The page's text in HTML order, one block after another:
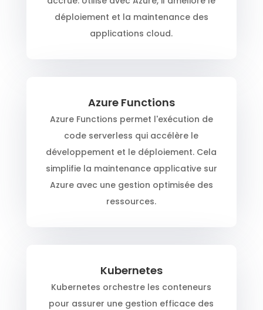
déploiement et la maintenance des
applications cloud.
Azure Functions
Azure Functions permet l'exécution de
code serverless qui accélère le
développement et le déploiement. Cela
simplifie la maintenance applicative sur
Azure avec une gestion optimisée des
ressources.
Kubernetes
Kubernetes orchestre les conteneurs
pour assurer une gestion efficace des